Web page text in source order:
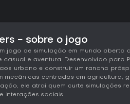
- sobre o jogo
jogo de simulação em mundo aberto
casual e aventura. Desenvolvido para
urbano e construir um rancho
mecânicas centradas em agricultura,
ele atrai quem curte simulações
interações sociais.